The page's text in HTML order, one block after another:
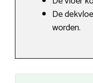
De
worden.